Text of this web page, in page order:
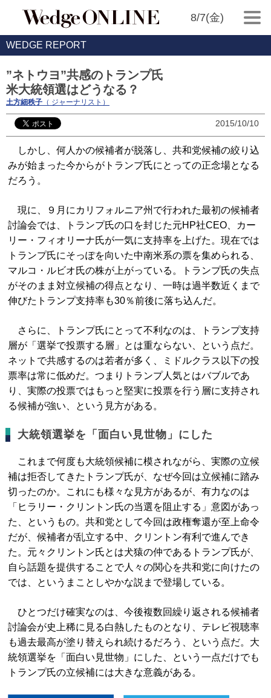
8/7(金)
WEDGE REPORT
”ネトウヨ”共感のトランプ氏
米大統領選はどうなる？
土方細秩子 （ ジャーナリスト）
2015/10/10
しかし、何人かの候補者が脱落し、共和党候補の絞り込
みが始まった今からがトランプ氏にとっての正念場となる
だろう。
現に、９月にカリフォルニア州で行われた最初の候補者
討論会では、トランプ氏の口を封じた元HP社CEO、カー
リー・フィオリーナ氏が一気に支持率を上げた。現在では
トランプ氏にそっぽを向いた中南米系の票を集められる、
マルコ・ルビオ氏の株が上がっている。トランプ氏の失点
がそのまま対立候補の得点となり、一時は過半数近くまで
伸びたトランプ支持率も30％前後に落ち込んだ。
さらに、トランプ氏にとって不利なのは、トランプ支持
層が「選挙で投票する層」とは重ならない、という点だ。
ネットで共感するのは若者が多く、ミドルクラス以下の投
票率は常に低めだ。つまりトランプ人気とはバブルであ
り、実際の投票ではもっと堅実に投票を行う層に支持され
る候補が強い、という見方がある。
大統領選挙を「面白い見世物」にした
これまで何度も大統領候補に模されながら、実際の立候
補は拒否してきたトランプ氏が、なぜ今回は立候補に踏み
切ったのか。これにも様々な見方があるが、有力なのは
「ヒラリー・クリントン氏の当選を阻止する」意図があっ
た、というもの。共和党として今回は政権奪還が至上命令
だが、候補者が乱立する中、クリントン有利で進んでき
た。元々クリントン氏とは犬猿の仲であるトランプ氏が、
自ら話題を提供することで人々の関心を共和党に向けたの
では、というまことしやかな説まで登場している。
ひとつだけ確実なのは、今後複数回繰り返される候補者
討論会が史上稀に見る白熱したものとなり、テレビ視聴率
も過去最高が塗り替えられ続けるだろう、という点だ。大
統領選挙を「面白い見世物」にした、という一点だけでも
トランプ氏の立候補には大きな意義がある。